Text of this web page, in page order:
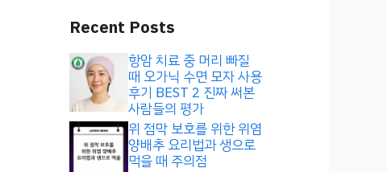
Recent Posts
항암 치료 중 머리 빠질
때 오가닉 수면 모자 사용
후기 BEST 2 진짜 써본
사람들의 평가
위 점막 보호를 위한 위염
양배추 요리법과 생으로
먹을 때 주의점